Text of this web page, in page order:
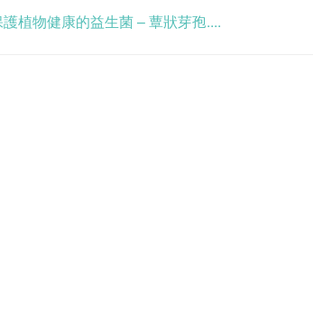
植物健康的益生菌 – 蕈狀芽孢....